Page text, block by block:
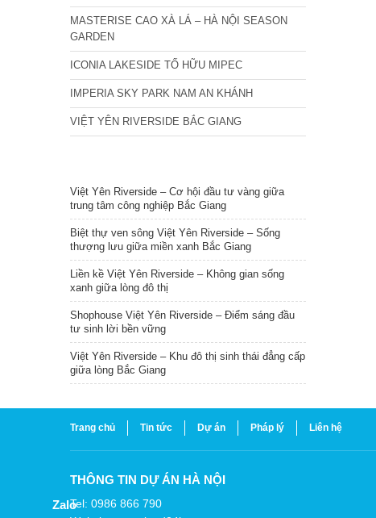
MASTERISE CAO XÀ LÁ – HÀ NỘI SEASON
GARDEN
ICONIA LAKESIDE TỐ HỮU MIPEC
IMPERIA SKY PARK NAM AN KHÁNH
VIỆT YÊN RIVERSIDE BẮC GIANG
Việt Yên Riverside – Cơ hội đầu tư vàng giữa
trung tâm công nghiệp Bắc Giang
Biệt thự ven sông Việt Yên Riverside – Sống
thượng lưu giữa miền xanh Bắc Giang
Liền kề Việt Yên Riverside – Không gian sống
xanh giữa lòng đô thị
Shophouse Việt Yên Riverside – Điểm sáng đầu
tư sinh lời bền vững
Việt Yên Riverside – Khu đô thị sinh thái đẳng cấp
giữa lòng Bắc Giang
Trang chủ Tin tức Dự án Pháp lý Liên hệ
THÔNG TIN DỰ ÁN HÀ NỘI
Tel: 0986 866 790
Zalo